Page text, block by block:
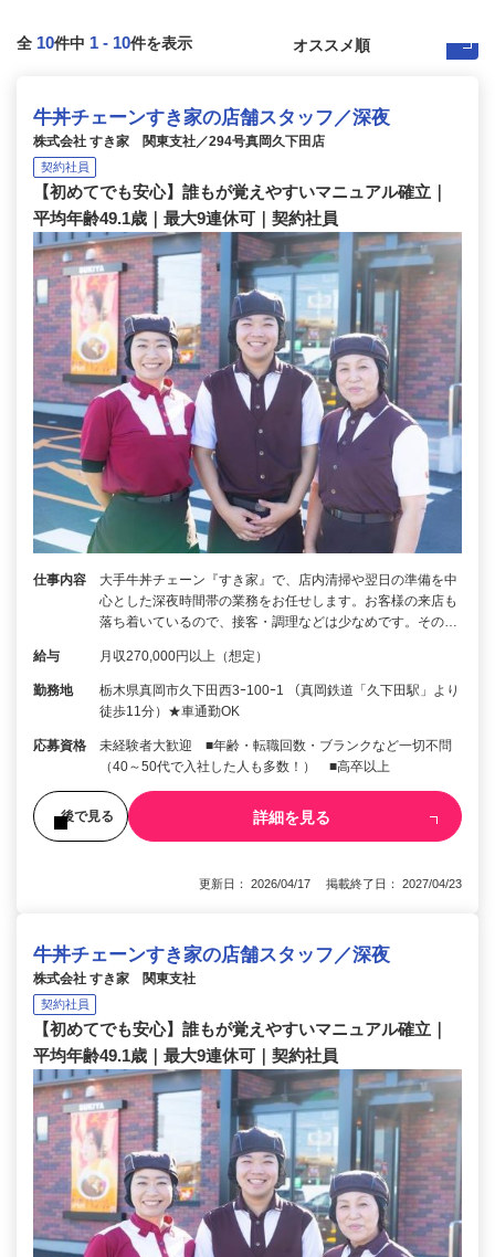
全 10件中 1 - 10件を表示
牛丼チェーンすき家の店舗スタッフ／深夜
株式会社 すき家 関東支社／294号真岡久下田店
契約社員
【初めてでも安心】誰もが覚えやすいマニュアル確立｜
平均年齢49.1歳｜最大9連休可｜契約社員
仕事内容
大手牛丼チェーン『すき家』で、店内清掃や翌日の準備を中
心とした深夜時間帯の業務をお任せします。お客様の来店も
落ち着いているので、接客・調理などは少なめです。その…
給与 月収270,000円以上（想定）
勤務地
栃木県真岡市久下田西3ｰ100ｰ1 （真岡鉄道「久下田駅」より
徒歩11分）★車通勤OK
応募資格
未経験者大歓迎 ■年齢・転職回数・ブランクなど一切不問
（40～50代で入社した人も多数！） ■高卒以上
後で見る 詳細を見る
更新日： 2026/04/17 掲載終了日： 2027/04/23
牛丼チェーンすき家の店舗スタッフ／深夜
株式会社 すき家 関東支社
契約社員
【初めてでも安心】誰もが覚えやすいマニュアル確立｜
平均年齢49.1歳｜最大9連休可｜契約社員